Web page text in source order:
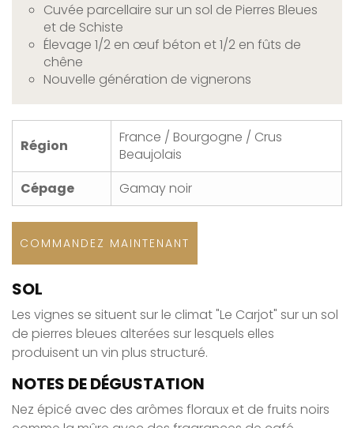
Cuvée parcellaire sur un sol de Pierres Bleues
et de Schiste
Élevage 1/2 en œuf béton et 1/2 en fûts de
chêne
Nouvelle génération de vignerons
Région
France / Bourgogne / Crus
Beaujolais
Cépage
Gamay noir
COMMANDEZ MAINTENANT
SOL
Les vignes se situent sur le climat "Le Carjot" sur un sol
de pierres bleues alterées sur lesquels elles
produisent un vin plus structuré.
NOTES DE DÉGUSTATION
Nez épicé avec des arômes floraux et de fruits noirs